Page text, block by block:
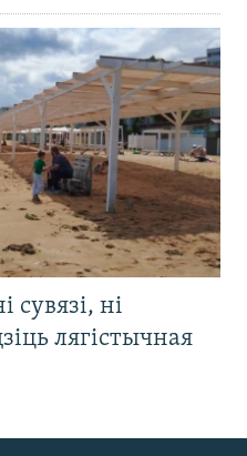
сувязі, ні
лягістычная